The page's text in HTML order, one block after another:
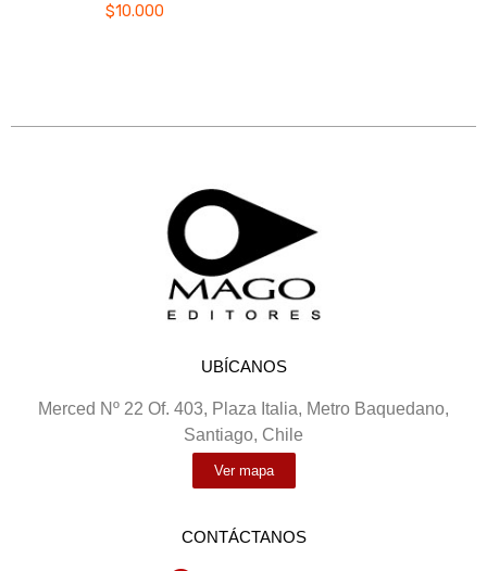
$10.000
UBÍCANOS
Merced Nº 22 Of. 403, Plaza Italia, Metro Baquedano,
Santiago, Chile
Ver mapa
CONTÁCTANOS